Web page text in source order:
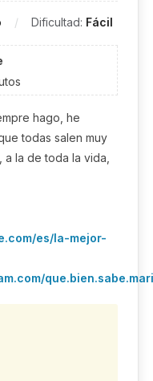
Dificultad: Fácil
hago, he
todas salen muy
la de toda la vida,
es/la-mejor-